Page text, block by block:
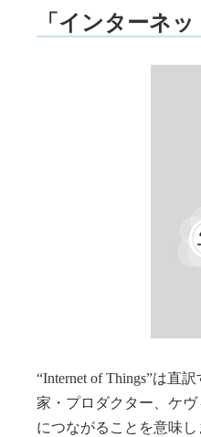
「インターネ
“Internet of Things”は直
家・プロダクター、ケ
につながることを意味